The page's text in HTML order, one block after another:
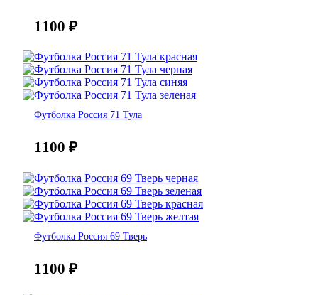
1100 ₽
Футболка Россия 71 Тула
1100 ₽
Футболка Россия 69 Тверь
1100 ₽